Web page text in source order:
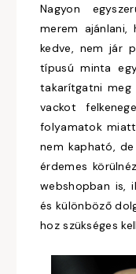
Nagyon
merem ajánlani,
kedve, nem jár
típusú minta
takarítgatni
vackot
folyamatok
nem kapható,
érdemes
webshopban is,
és különböző
hoz szükséges